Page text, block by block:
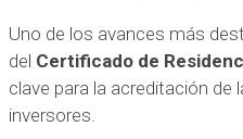
Uno de los avances más
del Certificado de
clave para la acreditación de
inversores.